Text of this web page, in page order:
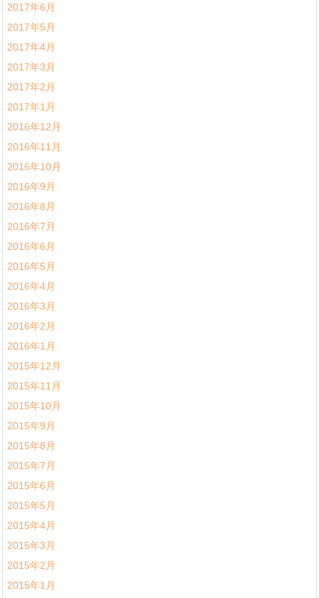
2017年6月
2017年5月
2017年4月
2017年3月
2017年2月
2017年1月
2016年12月
2016年11月
2016年10月
2016年9月
2016年8月
2016年7月
2016年6月
2016年5月
2016年4月
2016年3月
2016年2月
2016年1月
2015年12月
2015年11月
2015年10月
2015年9月
2015年8月
2015年7月
2015年6月
2015年5月
2015年4月
2015年3月
2015年2月
2015年1月